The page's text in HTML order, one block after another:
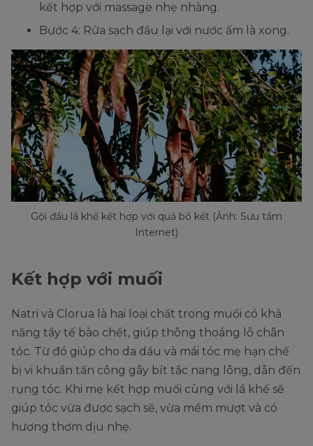
kết hợp với massage nhẹ nhàng.
Bước 4: Rửa sạch đầu lại với nước ấm là xong.
Gội đầu lá khế kết hợp với quả bồ kết (Ảnh: Sưu tầm
Internet)
Kết hợp với muối
Natri và Clorua là hai loại chất trong muối có khả
năng tẩy tế bào chết, giúp thông thoáng lỗ chân
tóc. Từ đó giúp cho da dầu và mái tóc mẹ hạn chế
bị vi khuẩn tấn công gây bít tắc nang lông, dẫn đến
rụng tóc. Khi mẹ kết hợp muối cùng với lá khế sẽ
giúp tóc vừa được sạch sẽ, vừa mềm mượt và có
hương thơm dịu nhẹ.